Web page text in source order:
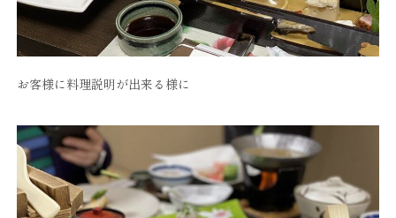
お客様に料理説明が出来る様に